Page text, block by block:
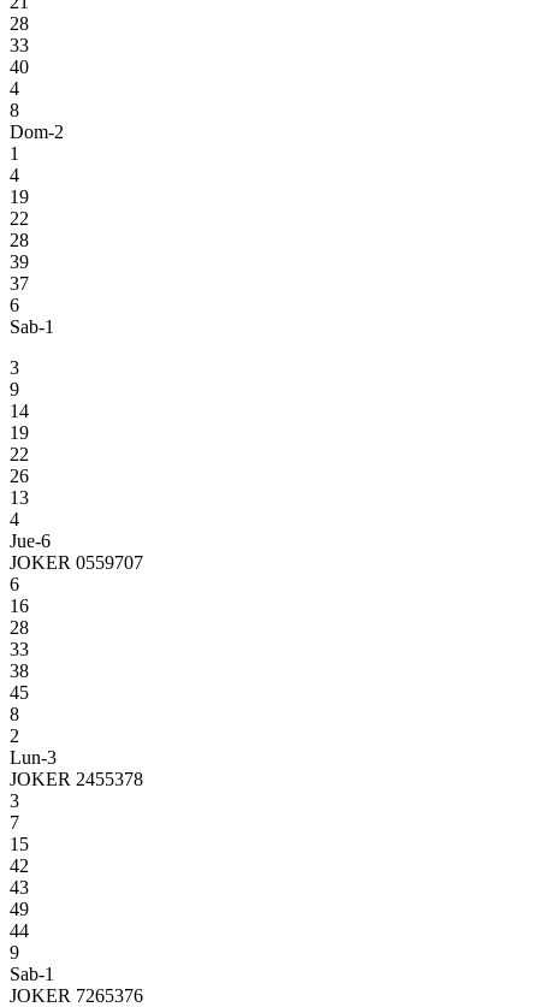
28
33
40
4
8
Dom-2
1
4
19
22
28
39
37
6
Sab-1
3
9
14
19
22
26
13
4
Jue-6
JOKER 0559707
6
16
28
33
38
45
8
2
Lun-3
JOKER 2455378
3
7
15
42
43
49
44
9
Sab-1
JOKER 7265376